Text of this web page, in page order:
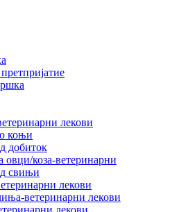
лекови
коњи
добиток
овци/коза-ветеринарни
свињи
лекови
ветеринарни лекови
лекови